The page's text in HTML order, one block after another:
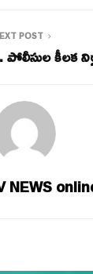
POST
కీలక
NEWS